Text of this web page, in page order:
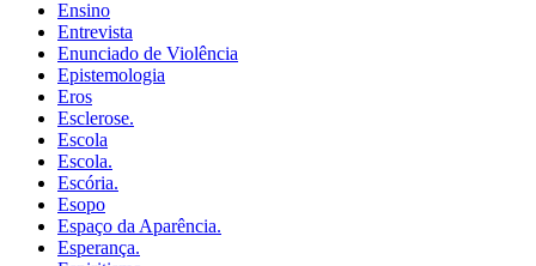
Ensino
Entrevista
Enunciado de Violência
Epistemologia
Eros
Esclerose.
Escola
Escola.
Escória.
Esopo
Espaço da Aparência.
Esperança.